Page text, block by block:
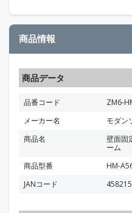
商品情報
商品データ
品番コード
ZM6-
メーカー名
モダン
商品名
壁面固
ーム
商品型番
HM-
JANコード